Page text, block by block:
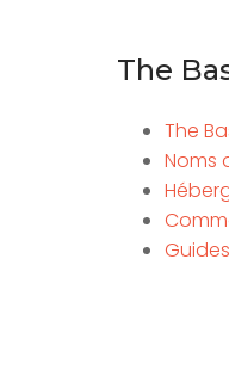
The
The
Noms
Guides